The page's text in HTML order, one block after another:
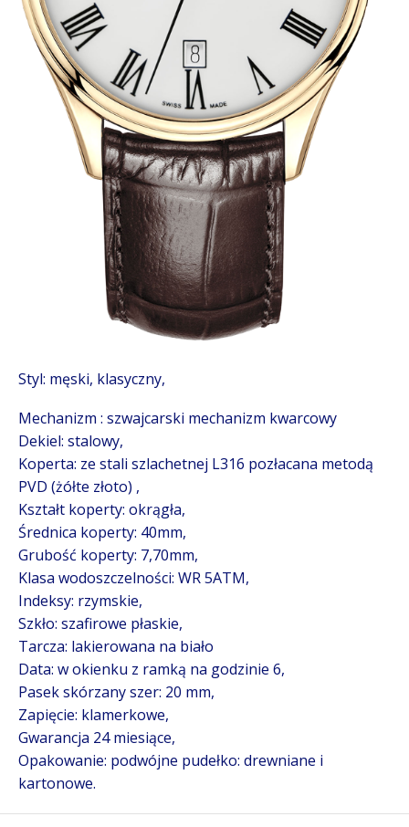
Styl: męski, klasyczny,
Mechanizm : szwajcarski mechanizm kwarcowy
Dekiel: stalowy,
Koperta: ze stali szlachetnej L316 pozłacana metodą
PVD (żółte złoto) ,
Kształt koperty: okrągła,
Średnica koperty: 40mm,
Grubość koperty: 7,70mm,
Klasa wodoszczelności: WR 5ATM,
Indeksy: rzymskie,
Szkło: szafirowe płaskie,
Tarcza: lakierowana na biało
Data: w okienku z ramką na godzinie 6,
Pasek skórzany szer: 20 mm,
Zapięcie: klamerkowe,
Gwarancja 24 miesiące,
Opakowanie: podwójne pudełko: drewniane i
kartonowe.